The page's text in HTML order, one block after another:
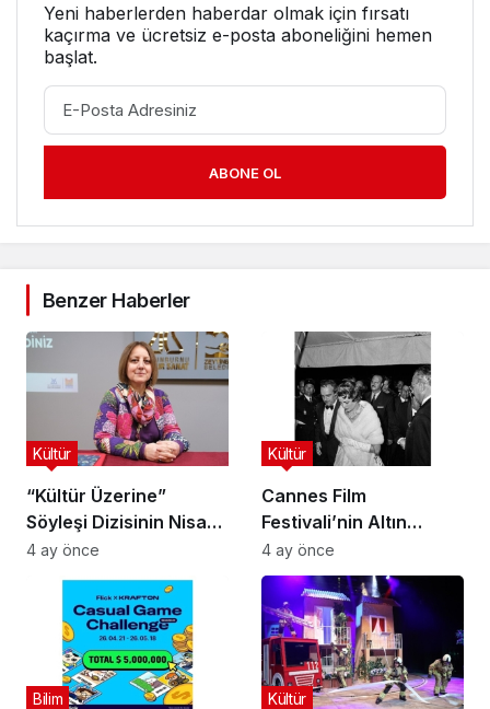
Yeni haberlerden haberdar olmak için fırsatı
kaçırma ve ücretsiz e-posta aboneliğini hemen
başlat.
ABONE OL
Benzer Haberler
“Kültür Üzerine”
Söyleşi Dizisinin Nisan
Ayı Konuğu Doç. Dr.
Gökçe Dervişoğlu
Okandan Oldu!
Kültür
4 ay önce
Cannes Film
Festivali’nin Altın
Çağını Mercek Altına
Alıyor
Kültür
4 ay önce
Bilim Kültür